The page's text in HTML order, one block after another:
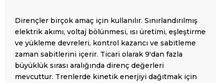
Dirençler birçok amaç için kullanılır. Sınırlandırılmış
elektrik akımı, voltaj bölünmesi, ısı üretimi, eşleştirme
ve yükleme devreleri, kontrol kazancı ve sabitleme
zaman sabitlerini içerir. Ticari olarak 9'dan fazla
büyüklük sırası aralığında direnç değerleri
mevcuttur. Trenlerde kinetik enerjiyi dağıtmak için